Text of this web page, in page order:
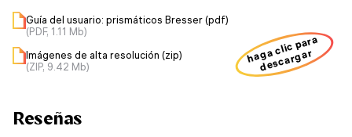
Guía del usuario: prismáticos Bresser (pdf)
(PDF, 1.11 Mb)
Imágenes de alta resolución (zip)
(ZIP, 9.42 Mb)
haga clic para
descargar
Reseñas